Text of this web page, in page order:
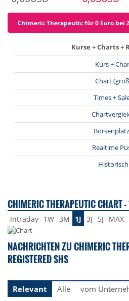
Chimeric Therapeutic für 0 Euro bei
Kurse + Charts +
Kurs +
Chart
Times +
Realtime
Historisch
CHIMERIC THERAPEUTIC CHART -
Intraday 1W 3M 1J 3J 5J MAX
NACHRICHTEN ZU CHIMERIC
REGISTERED SHS
Relevant
Alle vom